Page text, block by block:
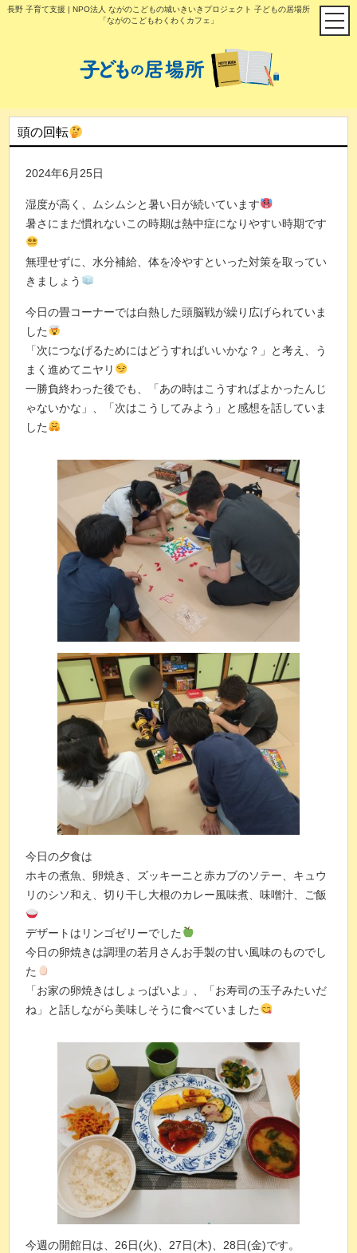
長野 子育て支援 | NPO法人 ながのこどもの城いきいきプロジェクト 子どもの居場所
「ながのこどもわくわくカフェ」
頭の回転
2024年6月25日
湿度が高く、ムシムシと暑い日が続いています
暑さにまだ慣れないこの時期は熱中症になりやすい時期です
無理せずに、水分補給、体を冷やすといった対策を取ってい
きましょう
今日の畳コーナーでは白熱した頭脳戦が繰り広げられていま
した
「次につなげるためにはどうすればいいかな？」と考え、う
まく進めてニヤリ
一勝負終わった後でも、「あの時はこうすればよかったんじ
ゃないかな」、「次はこうしてみよう」と感想を話していま
した
今日の夕食は
ホキの煮魚、卵焼き、ズッキーニと赤カブのソテー、キュウ
リのシソ和え、切り干し大根のカレー風味煮、味噌汁、ご飯
デザートはリンゴゼリーでした
今日の卵焼きは調理の若月さんお手製の甘い風味のものでし
た
「お家の卵焼きはしょっぱいよ」、「お寿司の玉子みたいだ
ね」と話しながら美味しそうに食べていました
今週の開館日は、26日(火)、27日(木)、28日(金)です。